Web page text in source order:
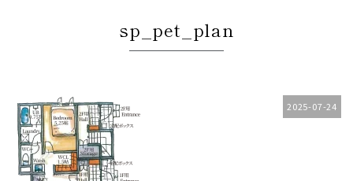
sp_pet_plan
2025-07-24